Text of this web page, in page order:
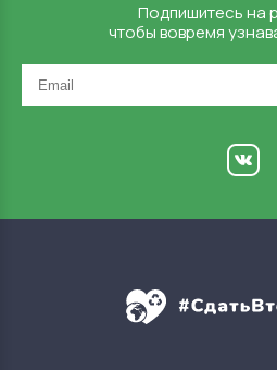
Подпишитесь на
чтобы вовремя